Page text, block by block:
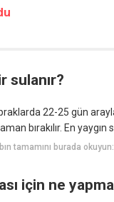
sulanır?
22-25 gün
bırakılır. En
tamamını burada
için ne